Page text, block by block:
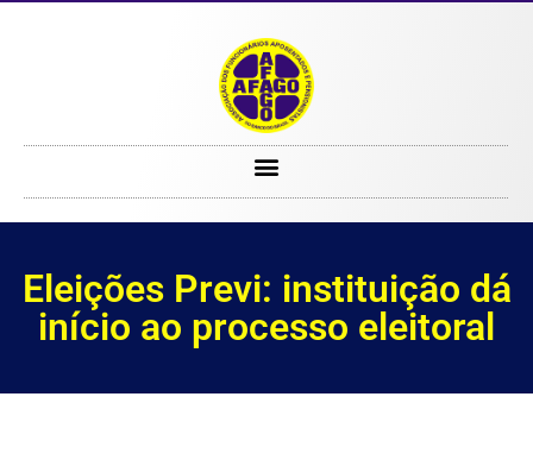
Eleições Previ: instituição dá
início ao processo eleitoral